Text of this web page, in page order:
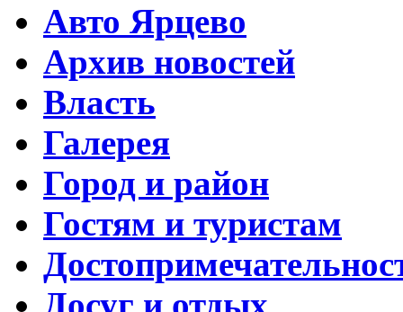
Авто Ярцево
Архив новостей
Власть
Галерея
Город и район
Гостям и туристам
Досуг и отдых